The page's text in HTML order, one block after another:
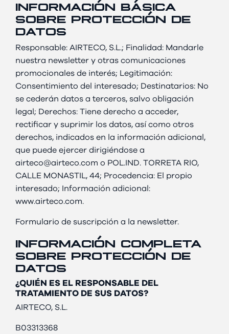
INFORMACIÓN BÁSICA
SOBRE PROTECCIÓN DE
DATOS
Responsable: AIRTECO, S.L.; Finalidad: Mandarle
nuestra newsletter y otras comunicaciones
promocionales de interés; Legitimación:
Consentimiento del interesado; Destinatarios: No
se cederán datos a terceros, salvo obligación
legal; Derechos: Tiene derecho a acceder,
rectificar y suprimir los datos, así como otros
derechos, indicados en la información adicional,
que puede ejercer dirigiéndose a
airteco@airteco.com o POL.IND. TORRETA RIO,
CALLE MONASTIL, 44; Procedencia: El propio
interesado; Información adicional:
www.airteco.com.
Formulario de suscripción a la newsletter.
INFORMACIÓN COMPLETA
SOBRE PROTECCIÓN DE
DATOS
¿QUIÉN ES EL RESPONSABLE DEL
TRATAMIENTO DE SUS DATOS?
AIRTECO, S.L.
B03313368